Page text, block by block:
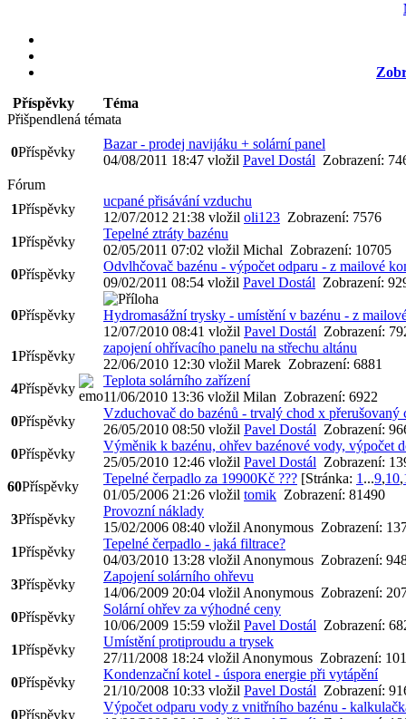
Příspěvky
Téma
Přišpendlená témata
0Příspěvky
Bazar - prodej navijáku + solární panel
04/08/2011 18:47 vložil Pavel Dostál Zobrazení:
Fórum
1Příspěvky
ucpané přisávání vzduchu
12/07/2012 21:38 vložil oli123 Zobrazení: 7576
1Příspěvky
Tepelné ztráty bazénu
02/05/2011 07:02 vložil Michal Zobrazení: 10705
0Příspěvky
Odvlhčovač bazénu - výpočet odparu - z mailové
09/02/2011 08:54 vložil Pavel Dostál Zobrazení:
0Příspěvky
Hydromasážní trysky - umístění v bazénu - z
12/07/2010 08:41 vložil Pavel Dostál Zobrazení:
1Příspěvky
zapojení ohřívacího panelu na střechu altánu
22/06/2010 12:30 vložil Marek Zobrazení: 6881
4Příspěvky
Teplota solárního zařízení
11/06/2010 13:36 vložil Milan Zobrazení: 6922
0Příspěvky
Vzduchovač do bazénů - trvalý chod x
26/05/2010 08:50 vložil Pavel Dostál Zobrazení:
0Příspěvky
Výměnik k bazénu, ohřev bazénové vody, výpočet
25/05/2010 12:46 vložil Pavel Dostál Zobrazení:
60Příspěvky
Tepelné čerpadlo za 19900Kč ??? [Stránka: 1 ...9,10,
01/05/2006 21:26 vložil tomik Zobrazení: 81490
3Příspěvky
Provozní náklady
15/02/2006 08:40 vložil Anonymous Zobrazení:
1Příspěvky
Tepelné čerpadlo - jaká filtrace?
04/03/2010 13:28 vložil Anonymous Zobrazení:
3Příspěvky
Zapojení solárního ohřevu
14/06/2009 20:04 vložil Anonymous Zobrazení:
0Příspěvky
Solární ohřev za výhodné ceny
10/06/2009 15:59 vložil Pavel Dostál Zobrazení:
1Příspěvky
Umístění protiproudu a trysek
27/11/2008 18:24 vložil Anonymous Zobrazení:
0Příspěvky
Kondenzační kotel - úspora energie při vytápění
21/10/2008 10:33 vložil Pavel Dostál Zobrazení:
0Příspěvky
Výpočet odparu vody z vnitřního bazénu -